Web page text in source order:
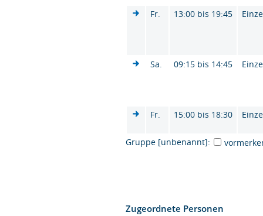
Fr. 13:00 bis 19:45
Sa. 09:15 bis 14:45
Fr. 15:00 bis 18:30
Gruppe [unbenannt]:
Zugeordnete Personen